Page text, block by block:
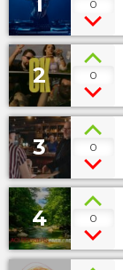
0
2 0
3 0
4 0